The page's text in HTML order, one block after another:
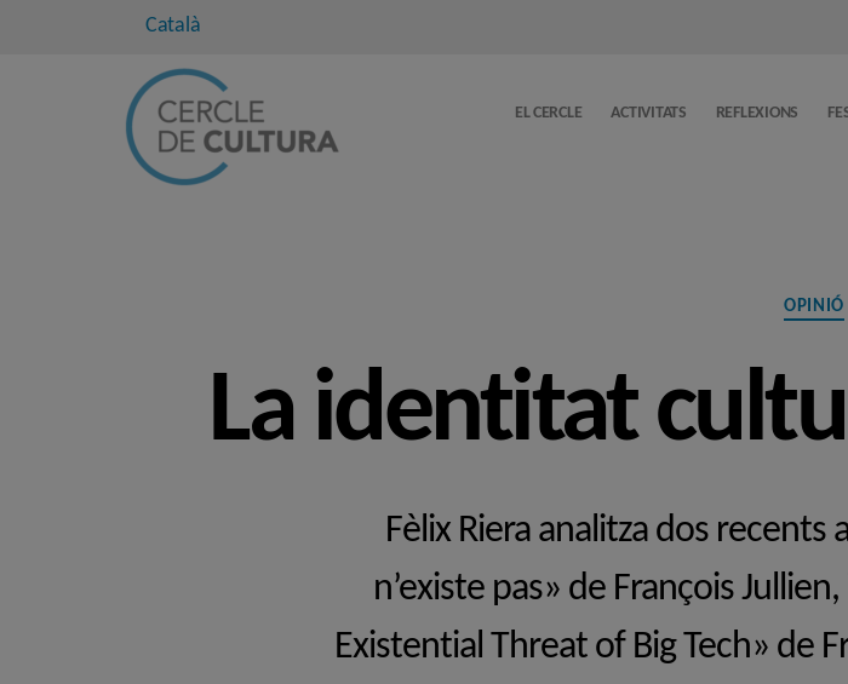
Català
EL CERCLE ACTIVITATS REFLEXIONS
OPINIÓ
La identitat
Fèlix Riera analitza dos recents
n’existe pas» de François
Existential Threat of Big Tech» de